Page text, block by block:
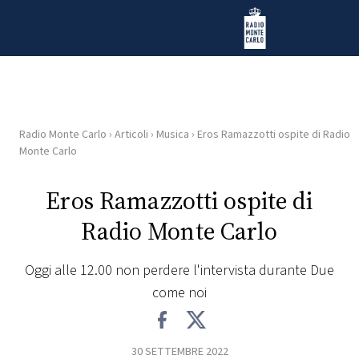
Radio Monte Carlo
HOME
RADIO
Radio Monte Carlo › Articoli › Musica › Eros Ramazzotti ospite di Radio
Monte Carlo
Eros Ramazzotti ospite di
Radio Monte Carlo
Oggi alle 12.00 non perdere l'intervista durante Due
come noi
30 SETTEMBRE 2022